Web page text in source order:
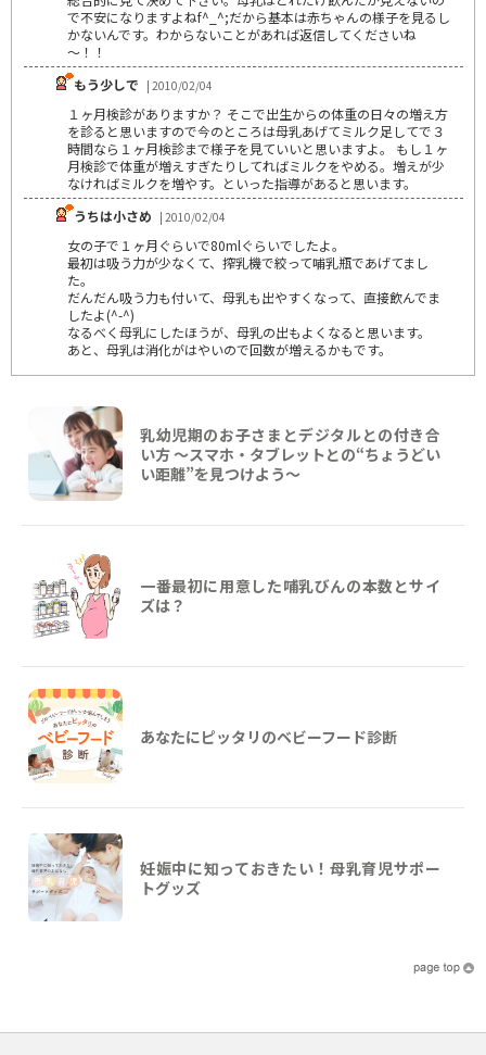
で不安になりますよねf^_^;だから基本は赤ちゃんの様子を見るし
かないんです。わからないことがあれば返信してくださいね
～！！
もう少しで | 2010/02/04
１ヶ月検診がありますか？ そこで出生からの体重の日々の増え方
を診ると思いますので今のところは母乳あげてミルク足してで３
時間なら１ヶ月検診まで様子を見ていいと思いますよ。 もし１ヶ
月検診で体重が増えすぎたりしてればミルクをやめる。増えが少
なければミルクを増やす。といった指導があると思います。
うちは小さめ | 2010/02/04
女の子で１ヶ月ぐらいで80mlぐらいでしたよ。
最初は吸う力が少なくて、搾乳機で絞って哺乳瓶であげてまし
た。
だんだん吸う力も付いて、母乳も出やすくなって、直接飲んでま
したよ(^-^)
なるべく母乳にしたほうが、母乳の出もよくなると思います。
あと、母乳は消化がはやいので回数が増えるかもです。
乳幼児期のお子さまとデジタルとの付き合
い方 ～スマホ・タブレットとの“ちょうどい
い距離”を見つけよう〜
一番最初に用意した哺乳びんの本数とサイ
ズは？
あなたにピッタリのベビーフード診断
妊娠中に知っておきたい！母乳育児サポー
トグッズ